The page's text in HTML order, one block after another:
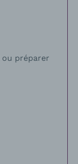
ou préparer